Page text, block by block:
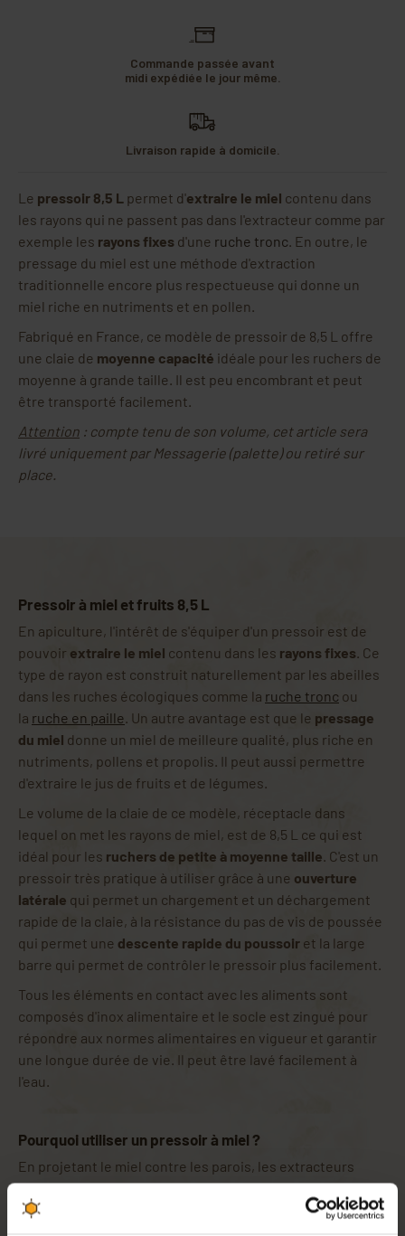
Commande passée avant
midi expédiée le jour même.
Livraison rapide à domicile.
Le pressoir 8,5 L permet d'extraire le miel contenu dans
les rayons qui ne passent pas dans l'extracteur comme par
exemple les rayons fixes d'une ruche tronc. En outre, le
pressage du miel est une méthode d'extraction
traditionnelle encore plus respectueuse qui donne un
miel riche en nutriments et en pollen.
Fabriqué en France, ce modèle de pressoir de 8,5 L offre
une claie de moyenne capacité idéale pour les ruchers de
moyenne à grande taille. Il est peu encombrant et peut
être transporté facilement.
Attention : compte tenu de son volume, cet article sera
livré uniquement par Messagerie (palette) ou retiré sur
place.
Pressoir à miel et fruits 8,5 L
En apiculture, l'intérêt de s'équiper d'un pressoir est de
pouvoir extraire le miel contenu dans les rayons fixes. Ce
type de rayon est construit naturellement par les abeilles
dans les ruches écologiques comme la ruche tronc ou
la ruche en paille. Un autre avantage est que le pressage
du miel donne un miel de meilleure qualité, plus riche en
nutriments, pollens et propolis. Il peut aussi permettre
d'extraire le jus de fruits et de légumes.
Le volume de la claie de ce modèle, réceptacle dans
lequel on met les rayons de miel, est de 8,5 L ce qui est
idéal pour les ruchers de petite à moyenne taille. C'est un
pressoir très pratique à utiliser grâce à une ouverture
latérale qui permet un chargement et un déchargement
rapide de la claie, à la résistance du pas de vis de poussée
qui permet une descente rapide du poussoir et la large
barre qui permet de contrôler le pressoir plus facilement.
Tous les éléments en contact avec les aliments sont
composés d'inox alimentaire et le socle est zingué pour
répondre aux normes alimentaires en vigueur et garantir
une longue durée de vie. Il peut être lavé facilement à
l'eau.
Pourquoi utiliser un pressoir à miel ?
En projetant le miel contre les parois, les extracteurs
emprisonnent des bulles d'air dans le miel. Cette
oxydation peut altérer le goût et la qualité du précieux